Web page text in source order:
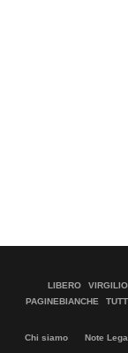
LIBERO VIRGILIO
PAGINEBIANCHE
Chi siamo Note